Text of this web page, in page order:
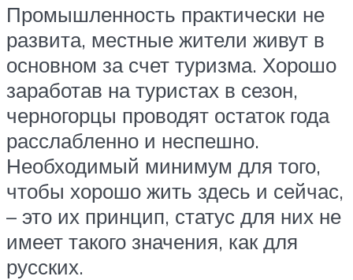
Промышленность практически не
развита, местные жители живут в
основном за счет туризма. Хорошо
заработав на туристах в сезон,
черногорцы проводят остаток года
расслабленно и неспешно.
Необходимый минимум для того,
чтобы хорошо жить здесь и сейчас,
– это их принцип, статус для них не
имеет такого значения, как для
русских.